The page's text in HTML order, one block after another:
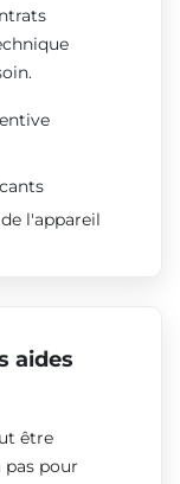
l'appareil
aides
être
pas pour